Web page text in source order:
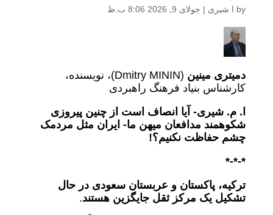
by ا شیری | جولای 9, 2026 8:06 ب.ظ
دمیتری مینین
(Dmitry MININ)، نویسنده،
کارشناس بنیاد فرهنگ راهبردی
ا. م. شیری- آیا انصاف است از چنین پیروزی
شکوهمند مدافعان میهن ما- ایران مثل مردمک
چشم حفاظت نکنیم؟!
*-*-*
ترکیه، پاکستان و عربستان سعودی در حال
تشکیل یک مرکز ثقل جایگزین هستند.